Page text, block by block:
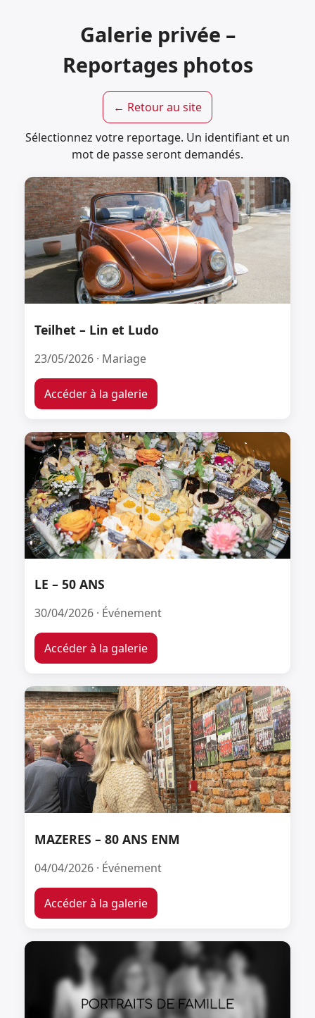
Galerie privée –
Reportages photos
← Retour au site
Sélectionnez votre reportage. Un identifiant et un
mot de passe seront demandés.
Teilhet – Lin et Ludo
23/05/2026 · Mariage
Accéder à la galerie
LE – 50 ANS
30/04/2026 · Événement
Accéder à la galerie
MAZERES – 80 ANS ENM
04/04/2026 · Événement
Accéder à la galerie